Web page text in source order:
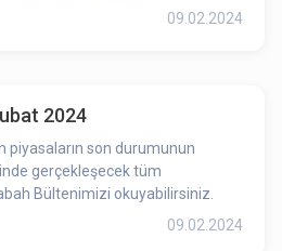
amaçlıyor. Bu adım, daha09.02.2024
2024
piyasaların son durumunun
gerçekleşecek tüm
Bültenimizi okuyabilirsiniz.
09.02.2024